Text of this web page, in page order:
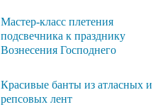
Мастер-класс плетения
подсвечника к празднику
Вознесения Господнего
Красивые банты из атласных и
репсовых лент